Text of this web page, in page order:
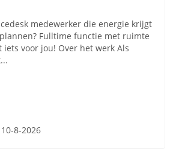
medewerker die energie krijgt
Fulltime functie met ruimte
voor jou! Over het werk Als
8-2026